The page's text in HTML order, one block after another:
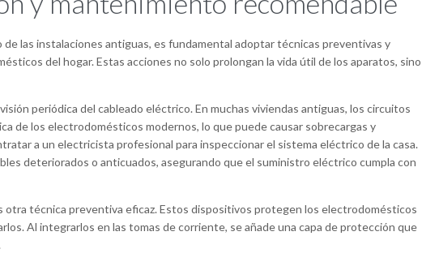
las instalaciones antiguas, es fundamental adoptar técnicas preventivas y
del hogar. Estas acciones no solo prolongan la vida útil de los aparatos, sino
periódica del cableado eléctrico. En muchas viviendas antiguas, los circuitos
de los electrodomésticos modernos, lo que puede causar sobrecargas y
a un electricista profesional para inspeccionar el sistema eléctrico de la casa.
deteriorados o anticuados, asegurando que el suministro eléctrico cumpla con
técnica preventiva eficaz. Estos dispositivos protegen los electrodomésticos
Al integrarlos en las tomas de corriente, se añade una capa de protección que